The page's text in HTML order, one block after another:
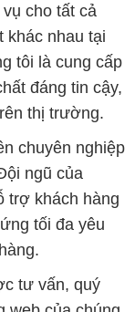
cho tất cả
khác nhau tại
tôi là cung cấp
đáng tin cậy,
thị trường.
chuyên nghiệp
ngũ của
trợ khách hàng
tối đa yêu
tư vấn, quý